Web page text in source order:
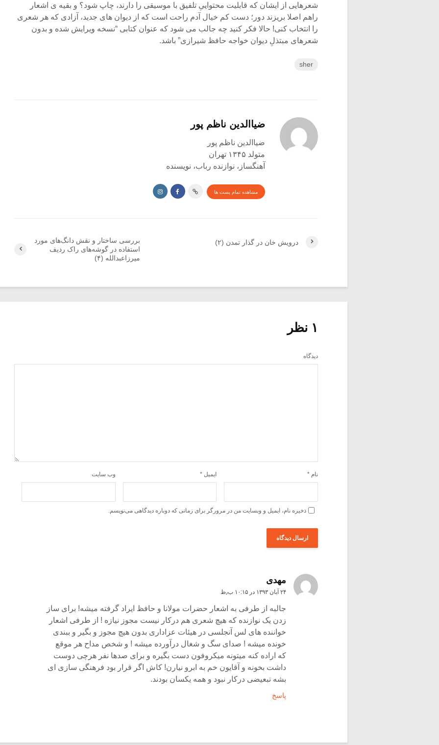
شعرهایی از ایشان که قابلیت محتواییِ تلفیق با موسیقی را دارند، چاپ شود؟ و بقیه ی اشعار
راهم اصلا بریزند دور؛ دست کم خیال آدم راحت است که از دیوان های جدید، آزادی که هر شعری
را انتخاب کنی! حالا فکر کنید چه جالب می شود که عنوان کتابی “نسخه ویرایش شده و بدون
شعرهای مبتذلِ دیوان خواجه حافظ شیرازی” باشد.
sher
ضیاالدین ناظم پور
ضیاالدین ناظم پور
متولد ۱۳۴۵ تهران
آهنگساز، نوازنده رباب، نویسنده
مشاهده تمام پست ها
بررسی ساختار و نقش دانگ‌های مورد
استفاده در گوشه‌های راک ردیف
میرزاعبدالله (۴)
درویش خان در گذار تمدن (۲)
۱ نظر
دیدگاه
نام * ایمیل * وب‌ سایت
ذخیره نام، ایمیل و وبسایت من در مرورگر برای زمانی که دوباره دیدگاهی می‌نویسم.
مهدی
۲۴ آبان ۱۳۹۳ در ۱۰:۱۵ ب٫ظ
جالبه از طرفی به اشعار حضرات مولانا و حافظ ایراد گرفته میشه! برای ساز
زدن یک نوازنده که هیچ شعری هم درکار نیست مجوز نیازه ! از طرفی اشعار
خواننده های لس آنجلسی در هیئات عزاداری بدون هیچ مجوز و بگیر و ببندی
خونده میشه ! صدای سگ و شغال درآورده میشه ! و شخص مداح هر موقع
که اراده کنه میتونه میکروفون دست بگیره و برای صدها نفر هرچی دوست
داشت بخونه و آقایون خم به ابرو نیارن! کاش اگر قرار بود فرهنگی سازی ای
بشه تبعیضی درکار نبود و همه یکسان بودند.
پاسخ